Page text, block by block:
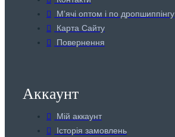
Мʼячі оптом і по дропшиппінгу
Карта Сайту
Повернення
Аккаунт
Мій аккаунт
Історія замовлень